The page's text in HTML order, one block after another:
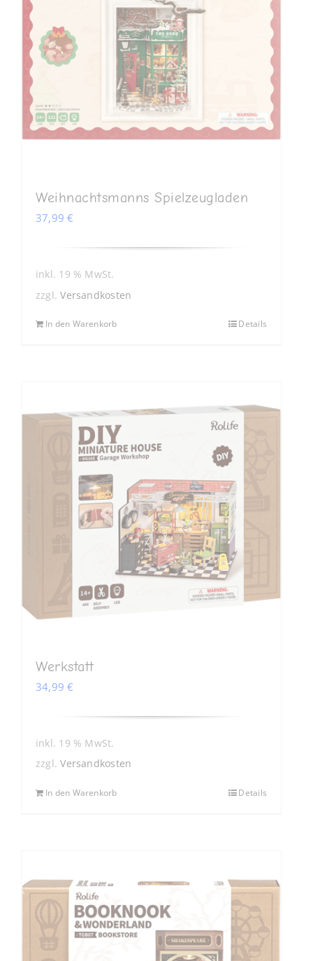
Weihnachtsmanns Spielzeugladen
37,99€
inkl. 19 % MwSt.
zzgl.Versandkosten
In den Warenkorb Details
Werkstatt
34,99€
inkl. 19 % MwSt.
zzgl.Versandkosten
In den Warenkorb Details